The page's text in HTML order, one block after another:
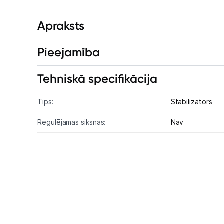
Apraksts
Pieejamība
Tehniskā specifikācija
Tips: Stabilizators
Regulējamas siksnas: Nav